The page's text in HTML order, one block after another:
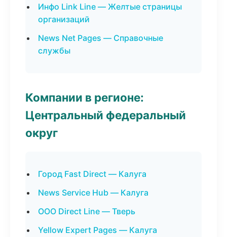
Инфо Link Line — Желтые страницы
организаций
News Net Pages — Справочные
службы
Компании в регионе:
Центральный федеральный
округ
Город Fast Direct — Калуга
News Service Hub — Калуга
ООО Direct Line — Тверь
Yellow Expert Pages — Калуга